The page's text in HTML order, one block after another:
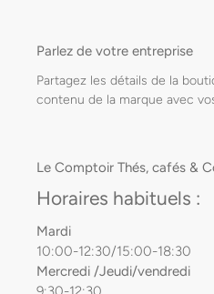
Parlez de votre entreprise
Partagez les détails de la
contenu de la marque avec
Le Comptoir Thés, cafés &
Horaires habituels :
Mardi
10:00-12:30/15:00-18:30
Mercredi /Jeudi/vendredi